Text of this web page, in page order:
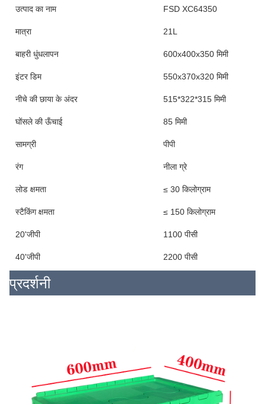
उत्पाद का नाम FSD XC64350
मात्रा 21L
बाहरी धुंधलापन 600x400x350 मिमी
इंटर डिम 550x370x320 मिमी
नीचे की छाया के अंदर 515*322*315 मिमी
घोंसले की ऊँचाई 85 मिमी
सामग्री पीपी
रंग नीला ग्रे
लोड क्षमता ≤ 30 किलोग्राम
स्टैकिंग क्षमता ≤ 150 किलोग्राम
20'जीपी 1100 पीसी
40'जीपी 2200 पीसी
प्रदर्शनी